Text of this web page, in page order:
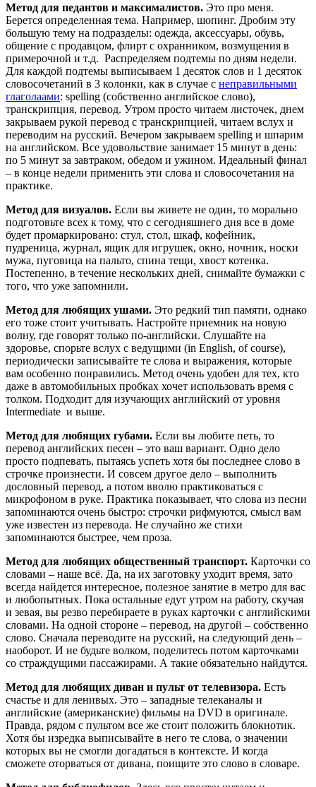
Метод для педантов и максималистов. Это про меня.
Берется определенная тема. Например, шопинг. Дробим эту
большую тему на подразделы: одежда, аксессуары, обувь,
общение с продавцом, флирт с охранником, возмущения в
примерочной и т.д. Распределяем подтемы по дням недели.
Для каждой подтемы выписываем 1 десяток слов и 1 десяток
словосочетаний в 3 колонки, как в случае с неправильными
глаголаами: spelling (собственно английское слово),
транскрипция, перевод. Утром просто читаем листочек, днем
закрываем рукой перевод с транскрипцией, читаем вслух и
переводим на русский. Вечером закрываем spelling и шпарим
на английском. Все удовольствие занимает 15 минут в день:
по 5 минут за завтраком, обедом и ужином. Идеальный финал
– в конце недели применить эти слова и словосочетания на
практике.
Метод для визуалов. Если вы живете не один, то морально
подготовьте всех к тому, что с сегодняшнего дня все в доме
будет промаркировано: стул, стол, шкаф, кофейник,
пудреница, журнал, ящик для игрушек, окно, ночник, носки
мужа, пуговица на пальто, спина тещи, хвост котенка.
Постепенно, в течение нескольких дней, снимайте бумажки с
того, что уже запомнили.
Метод для любящих ушами. Это редкий тип памяти, однако
его тоже стоит учитывать. Настройте приемник на новую
волну, где говорят только по-английски. Слушайте на
здоровье, спорьте вслух с ведущими (in English, of course),
периодически записывайте те слова и выражения, которые
вам особенно понравились. Метод очень удобен для тех, кто
даже в автомобильных пробках хочет использовать время с
толком. Подходит для изучающих английский от уровня
Intermediate и выше.
Метод для любящих губами. Если вы любите петь, то
перевод английских песен – это ваш вариант. Одно дело
просто подпевать, пытаясь успеть хотя бы последнее слово в
строчке произнести. И совсем другое дело – выполнить
дословный перевод, а потом вволю практиковаться с
микрофоном в руке. Практика показывает, что слова из песни
запоминаются очень быстро: строчки рифмуются, смысл вам
уже известен из перевода. Не случайно же стихи
запоминаются быстрее, чем проза.
Метод для любящих общественный транспорт. Карточки со
словами – наше всё. Да, на их заготовку уходит время, зато
всегда найдется интересное, полезное занятие в метро для вас
и любопытных. Пока остальные едут утром на работу, скучая
и зевая, вы резво перебираете в руках карточки с английскими
словами. На одной стороне – перевод, на другой – собственно
слово. Сначала переводите на русский, на следующий день –
наоборот. И не будьте волком, поделитесь потом карточками
со страждущими пассажирами. А такие обязательно найдутся.
Метод для любящих диван и пульт от телевизора. Есть
счастье и для ленивых. Это – западные телеканалы и
английские (американские) фильмы на DVD в оригинале.
Правда, рядом с пультом все же стоит положить блокнотик.
Хотя бы изредка выписывайте в него те слова, о значении
которых вы не смогли догадаться в контексте. И когда
сможете оторваться от дивана, поищите это слово в словаре.